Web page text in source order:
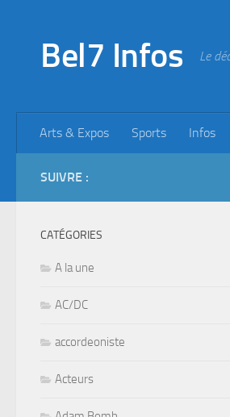
Bel7 Infos Le
Arts & Expos Sports Infos
SUIVRE :
CATÉGORIES
A la une
AC/DC
accordeoniste
Acteurs